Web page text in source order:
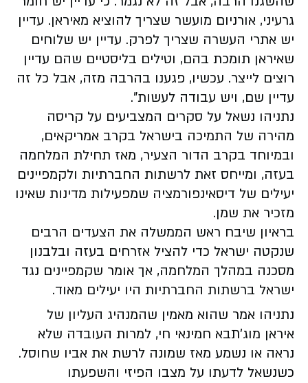
גרעיני, אורניום מועשר שצריך להוציא מאיראן. עדיין
יש אתרי העשרה שצריך לפרק. עדיין יש שלוחים
שאיראן תומכת בהם, וטילים בליסטיים שהם עדיין
רוצים לייצר. עכשיו, פגענו בהרבה מזה, אבל כל זה
עדיין שם, ויש עבודה לעשות".
נתניהו נשאל על סקרים המצביעים על קריסה
מהירה של התמיכה בישראל בקרב אמריקאים,
ובמיוחד בקרב הדור הצעיר, מאז תחילת המלחמה
בעזה, ומייחס זאת לרשתות החברתיות ולקמפיינים
יעילים של דיסאינפורמציה שמפעילות מדינות שאינו
מזכיר את שמן.
בראיון שיבח ראש הממשלה את הצעדים הרבים
שנקטה ישראל כדי להציל אזרחים בעזה ובלבנון
מסכנה במהלך המלחמה, אך אומר שקמפיינים נגד
ישראל ברשתות החברתיות היו יעילים מאוד.
נתניהו אמר שהוא מאמין שהמנהיג העליון של
איראן מוג'תבא חמינאי חי, למרות העובדה שלא
נראה או נשמע מאז שמונה לרשת את אביו שחוסל.
כשנשאל לדעתו על מצבו הפיזי והשפעתו